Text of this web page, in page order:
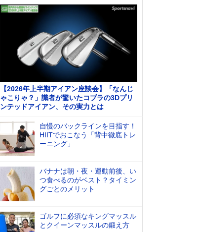
【2026年上半期アイアン座談会】「なんじ
ゃこりゃ？」識者が驚いたコブラの3Dプリ
ンテッドアイアン、その実力とは
自慢のバックラインを目指す！
HIITでおこなう「背中徹底トレ
ーニング」
バナナは朝・夜・運動前後、い
つ食べるのがベスト？タイミン
グごとのメリット
ゴルフに必須なキングマッスル
とクイーンマッスルの鍛え方